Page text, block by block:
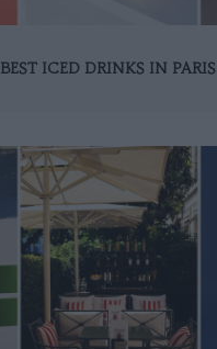
BEST ICED DRINKS IN PARIS